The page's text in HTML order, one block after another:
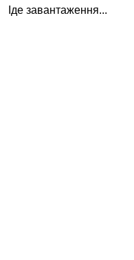
Іде завантаження...